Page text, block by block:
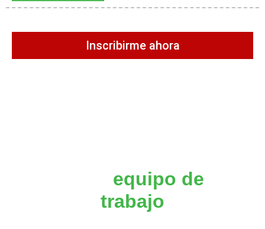
Inscribirme ahora
equipo de
trabajo